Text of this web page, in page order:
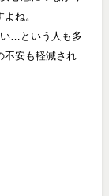
ね。
…という人も多
不安も軽減され